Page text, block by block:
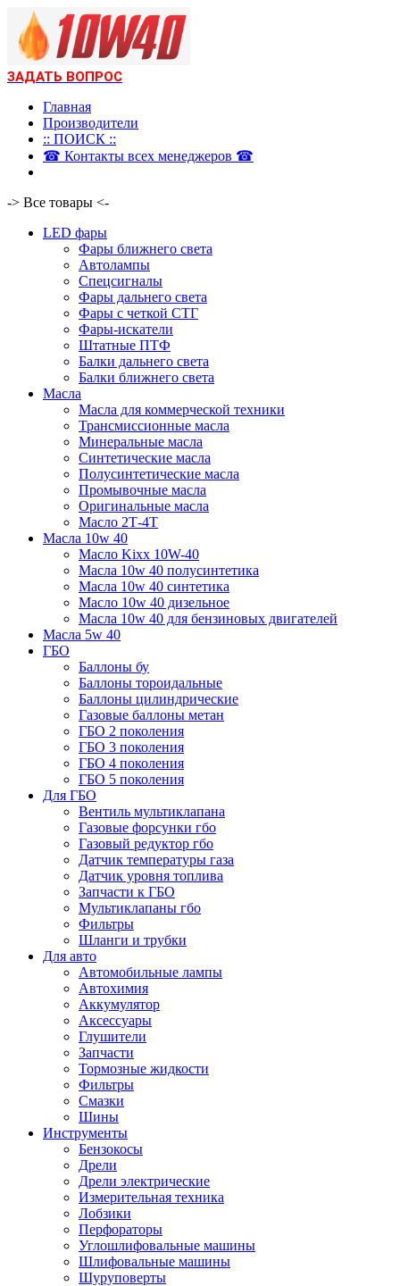
ЗАДАТЬ ВОПРОС
Главная
Производители
:: ПОИСК ::
☎ Контакты всех менеджеров ☎
-> Все товары <-
LED фары
Фары ближнего света
Автолампы
Спецсигналы
Фары дальнего света
Фары с четкой СТГ
Фары-искатели
Штатные ПТФ
Балки дальнего света
Балки ближнего света
Масла
Масла для коммерческой техники
Трансмиссионные масла
Минеральные масла
Синтетические масла
Полусинтетические масла
Промывочные масла
Оригинальные масла
Масло 2Т-4Т
Масла 10w 40
Mасло Kixx 10W-40
Масла 10w 40 полусинтетика
Масла 10w 40 синтетика
Масло 10w 40 дизельное
Масла 10w 40 для бензиновых двигателей
Масла 5w 40
ГБО
Баллоны бу
Баллоны тороидальные
Баллоны цилиндрические
Газовые баллоны метан
ГБО 2 поколения
ГБО 3 поколения
ГБО 4 поколения
ГБО 5 поколения
Для ГБО
Вентиль мультиклапана
Газовые форсунки гбо
Газовый редуктор гбо
Датчик температуры газа
Датчик уровня топлива
Запчасти к ГБО
Мультиклапаны гбо
Фильтры
Шланги и трубки
Для авто
Автомобильные лампы
Автохимия
Аккумулятор
Аксессуары
Глушители
Запчасти
Тормозные жидкости
Фильтры
Смазки
Шины
Инструменты
Бензокосы
Дрели
Дрели электрические
Измерительная техника
Лобзики
Перфораторы
Углошлифовальные машины
Шлифовальные машины
Шуруповерты